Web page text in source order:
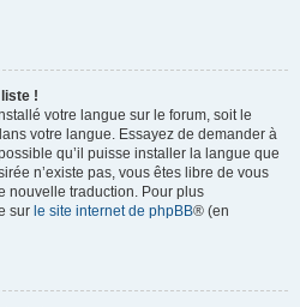
!
votre langue sur le forum, soit le
votre langue. Essayez de demander à
qu’il puisse installer la langue que
n’existe pas, vous êtes libre de vous
nouvelle traduction. Pour plus
sur le site internet de phpBB® (en